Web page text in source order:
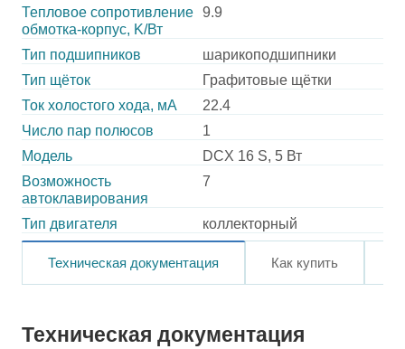
Тепловое сопротивление
обмотка-корпус, K/Вт
9.9
Тип подшипников
шарикоподшипники
Тип щёток
Графитовые щётки
Ток холостого хода, мА
22.4
Число пар полюсов
1
Модель
DCX 16 S, 5 Вт
Возможность
автоклавирования
7
Тип двигателя коллекторный
Техническая документация Как купить
Техническая документация